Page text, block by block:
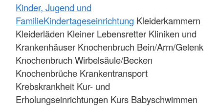
Kinder, Jugend und
FamilieKindertageseinrichtung Kleiderkammern
Kleiderläden Kleiner Lebensretter Kliniken und
Krankenhäuser Knochenbruch Bein/Arm/Gelenk
Knochenbruch Wirbelsäule/Becken
Knochenbrüche Krankentransport
Krebskrankheit Kur- und
Erholungseinrichtungen Kurs Babyschwimmen